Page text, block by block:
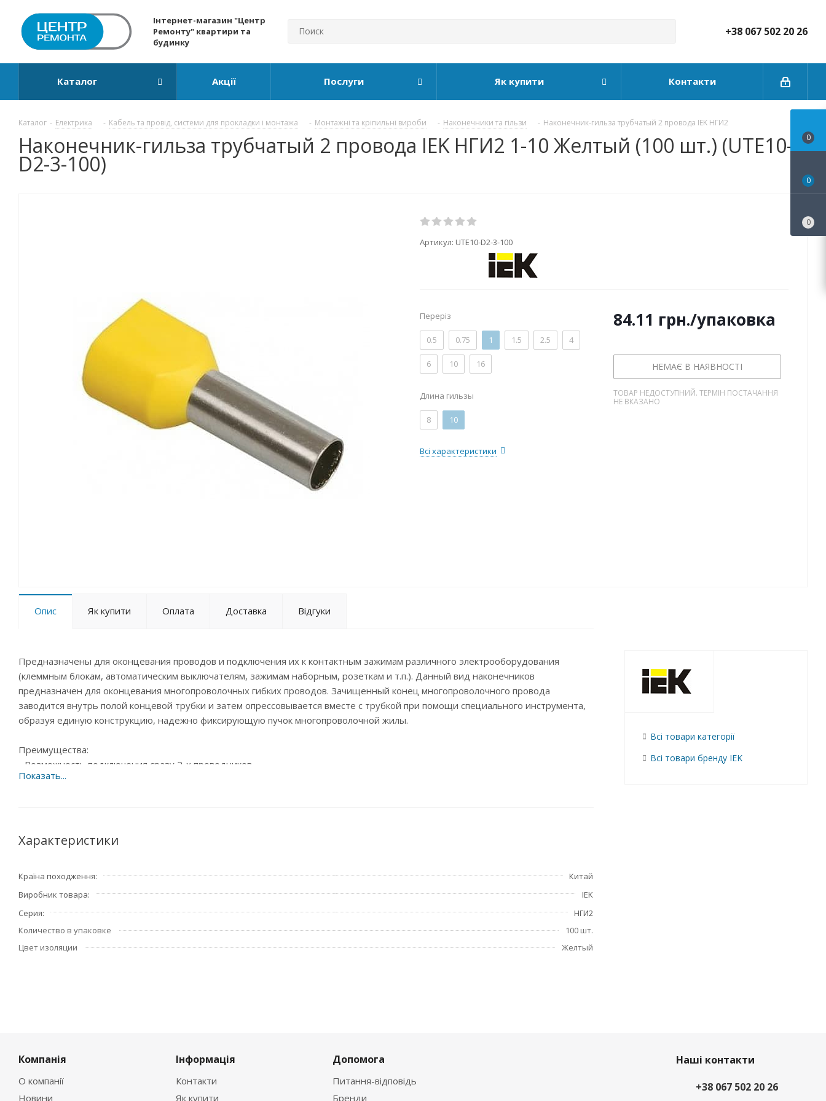
Інтернет-магазин "Центр
Ремонту" квартири та
будинку
+38 067 502 20 26
Каталог Акції Послуги Як купити Контакти
Каталог - Електрика - Кабель та провід, системи для прокладки і монтажа - Монтажні та кріпильні вироби - Наконечники та гільзи - Наконечник-гильза трубчатый 2 провода IEK НГИ2
Наконечник-гильза трубчатый 2 провода IEK НГИ2 1-10 Желтый (100 шт.) (UTE10-
D2-3-100)
Артикул: UTE10-D2-3-100
Переріз
0.5 0.75 1 1.5 2.5 4
6 10 16
Длина гильзы
8 10
Всі характеристики
84.11 грн./упаковка
НЕМАЄ В НАЯВНОСТІ
ТОВАР НЕДОСТУПНИЙ. ТЕРМІН ПОСТАЧАННЯ
НЕ ВКАЗАНО
Опис Як купити Оплата Доставка Відгуки
Предназначены для оконцевания проводов и подключения их к контактным зажимам различного электрооборудования
(клеммным блокам, автоматическим выключателям, зажимам наборным, розеткам и т.п.). Данный вид наконечников
предназначен для оконцевания многопроволочных гибких проводов. Зачищенный конец многопроволочного провода
заводится внутрь полой концевой трубки и затем опрессовывается вместе с трубкой при помощи специального инструмента,
образуя единую конструкцию, надежно фиксирующую пучок многопроволочной жилы.
Преимущества:
- Возможность подключения сразу 2-х проводников.
- Надежность электрического контакта.
Характеристики
Країна походження
Китай
Виробник товара
IEK
Серия
НГИ2
Количество в упаковке
100 шт.
Цвет изоляции
Желтый
Всі товари категорії
Всі товари бренду IEK
Компанія
О компанії
Новини
Інформація
Контакти
Як купити
Допомога
Питання-відповідь
Бренди
Наші контакти
+38 067 502 20 26
0
0
0